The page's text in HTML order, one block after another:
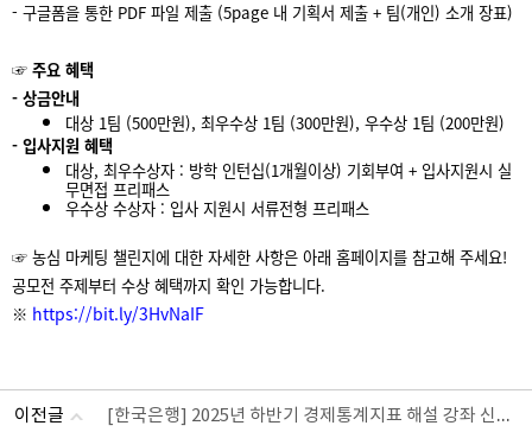
- 구글폼을 통한 PDF 파일 제출 (5page 내 기획서 제출 + 팀(개인) 소개 장표)
☞ 주요 혜택
- 상금안내
대상 1팀 (500만원), 최우수상 1팀 (300만원), 우수상 1팀 (200만원)
- 입사지원 혜택
대상, 최우수상자 : 방학 인턴십(1개월이상) 기회부여 + 입사지원시 실
무면접 프리패스
우수상 수상자 : 입사 지원시 서류전형 프리패스
☞ 농심 마케팅 챌린지에 대한 자세한 사항은 아래 홈페이지를 참고해 주세요!
공모전 주제부터 수상 혜택까지 확인 가능합니다.
※ https://bit.ly/3HvNaIF
이전글 [한국은행] 2025년 하반기 경제통계지표 해설 강좌 신청 안내 (~9/3 13:00)